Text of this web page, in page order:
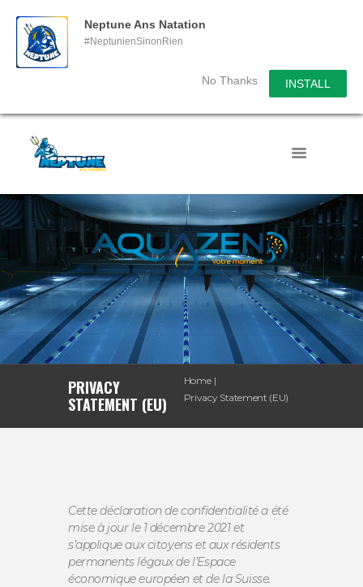
Neptune Ans Natation
#NeptunienSinonRien
No Thanks INSTALL
PRIVACY
STATEMENT (EU)
Home
Privacy Statement (EU)
Cette déclaration de confidentialité a été
mise à jour le 1 décembre 2021 et
s’applique aux citoyens et aux résidents
permanents légaux de l’Espace
économique européen et de la Suisse.